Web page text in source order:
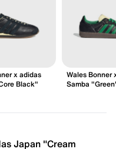
x adidas
Black"
Wales Bonner
Samba
Japan "Cream